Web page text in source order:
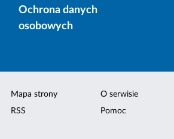
Ochrona danych
osobowych
Mapa strony
RSS
O serwisie
Pomoc